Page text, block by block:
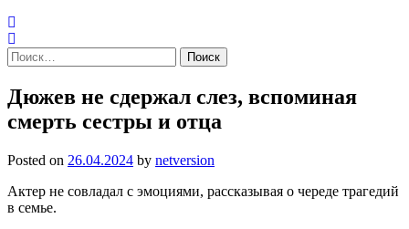
Найти:
Дюжев не сдержал слез, вспоминая
смерть сестры и отца
Posted on 26.04.2024 by netversion
Актер не совладал с эмоциями, рассказывая о череде трагедий
в семье.